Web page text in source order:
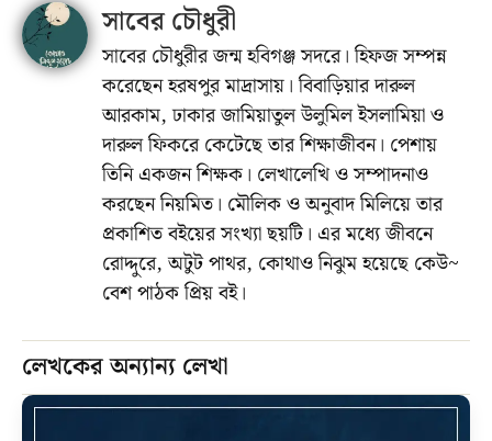
সাবের চৌধুরী
সাবের চৌধুরীর জন্ম হবিগঞ্জ সদরে। হিফজ সম্পন্ন
করেছেন হরষপুর মাদ্রাসায়। বিবাড়িয়ার দারুল
আরকাম, ঢাকার জামিয়াতুল উলুমিল ইসলামিয়া ও
দারুল ফিকরে কেটেছে তার শিক্ষাজীবন। পেশায়
তিনি একজন শিক্ষক। লেখালেখি ও সম্পাদনাও
করছেন নিয়মিত। মৌলিক ও অনুবাদ মিলিয়ে তার
প্রকাশিত বইয়ের সংখ্যা ছয়টি। এর মধ্যে জীবনে
রোদ্দুরে, অটুট পাথর, কোথাও নিঝুম হয়েছে কেউ~
বেশ পাঠক প্রিয় বই।
লেখকের অন্যান্য লেখা